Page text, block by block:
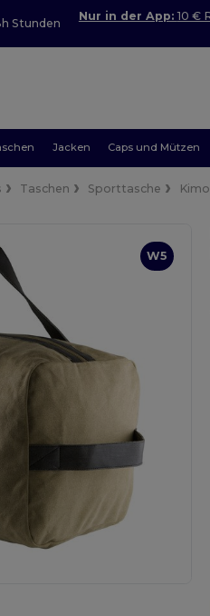
Stunden
Nur in der App: 10 €
Jacken Caps und Mützen
Taschen Sporttasche
W5